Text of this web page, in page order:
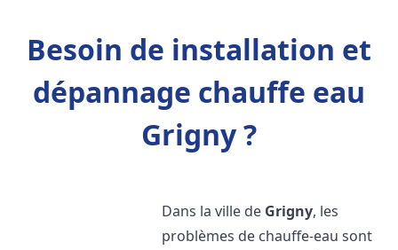
Besoin de installation et
dépannage chauffe eau
Grigny ?
Dans la ville de Grigny, les
problèmes de chauffe-eau sont